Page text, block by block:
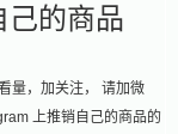
己的商品
量，加关注， 请加微
上推销自己的商品的